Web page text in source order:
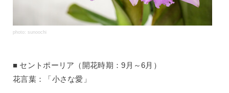
photo: sunoochi
セントポーリア（開花時期：9月～6月）
花言葉：「小さな愛」